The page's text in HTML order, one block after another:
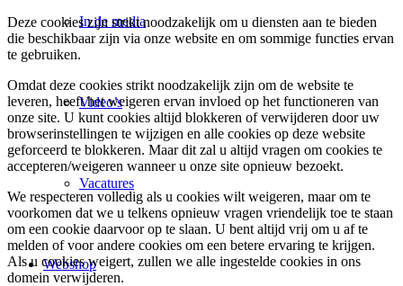
In de media
Video’s
Vacatures
Webshop
Deze cookies zijn strikt noodzakelijk om u diensten aan te bieden
die beschikbaar zijn via onze website en om sommige functies ervan
te gebruiken.
Omdat deze cookies strikt noodzakelijk zijn om de website te
leveren, heeft het weigeren ervan invloed op het functioneren van
onze site. U kunt cookies altijd blokkeren of verwijderen door uw
browserinstellingen te wijzigen en alle cookies op deze website
geforceerd te blokkeren. Maar dit zal u altijd vragen om cookies te
accepteren/weigeren wanneer u onze site opnieuw bezoekt.
We respecteren volledig als u cookies wilt weigeren, maar om te
voorkomen dat we u telkens opnieuw vragen vriendelijk toe te staan
om een cookie daarvoor op te slaan. U bent altijd vrij om u af te
melden of voor andere cookies om een betere ervaring te krijgen.
Als u cookies weigert, zullen we alle ingestelde cookies in ons
domein verwijderen.